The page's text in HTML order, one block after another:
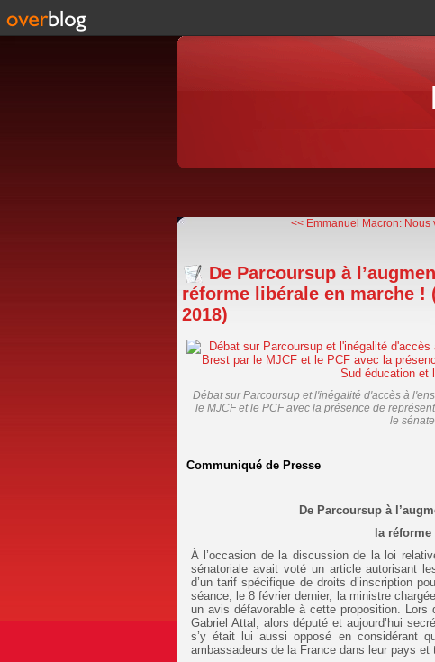
<< Emmanuel Macron: Nous
De Parcoursup à
réforme libérale en marche !
2018)
Débat sur Parcoursup et l'inégalité d'accès à
le MJCF et le PCF avec la présence de
le
Communiqué de Presse
De Parcoursup à
la
À l’occasion de la discussion de la loi
sénatoriale avait voté un article autorisant
d’un tarif spécifique de droits d’inscription
séance, le 8 février dernier, la ministre
un avis défavorable à cette proposition.
Gabriel Attal, alors député et aujourd’hui
s’y était lui aussi opposé en considérant
ambassadeurs de la France dans leur pays